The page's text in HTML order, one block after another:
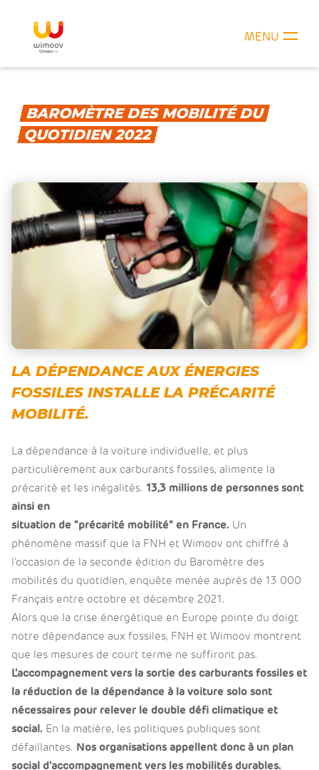
MENU
BAROMÈTRE DES MOBILITÉ DU
QUOTIDIEN 2022
LA DÉPENDANCE AUX ÉNERGIES
FOSSILES INSTALLE LA PRÉCARITÉ
MOBILITÉ.
La dépendance à la voiture individuelle, et plus
particulièrement aux carburants fossiles, alimente la
précarité et les inégalités. 13,3 millions de personnes sont
ainsi en
situation de “précarité mobilité” en France. Un
phénomène massif que la FNH et Wimoov ont chiffré à
l’occasion de la seconde édition du Baromètre des
mobilités du quotidien, enquête menée auprès de 13 000
Français entre octobre et décembre 2021.
Alors que la crise énergétique en Europe pointe du doigt
notre dépendance aux fossiles, FNH et Wimoov montrent
que les mesures de court terme ne suffiront pas.
L’accompagnement vers la sortie des carburants fossiles et
la réduction de la dépendance à la voiture solo sont
nécessaires pour relever le double défi climatique et
social. En la matière, les politiques publiques sont
défaillantes. Nos organisations appellent donc à un plan
social d’accompagnement vers les mobilités durables.